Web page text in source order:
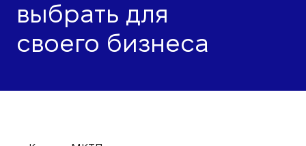
выбрать для
своего бизнеса